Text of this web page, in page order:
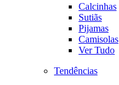
Calcinhas
Sutiãs
Pijamas
Camisolas
Ver Tudo
Tendências